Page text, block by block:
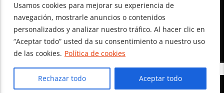
Usamos cookies para mejorar su experiencia de
navegación, mostrarle anuncios o contenidos
personalizados y analizar nuestro tráfico. Al hacer clic en
“Aceptar todo” usted da su consentimiento a nuestro uso
de las cookies. Política de cookies
Rechazar todo Aceptar todo
© Radio Hemisférica. Project of - Euro-American Committee of
Digital Law – CEA Digital Law, CTR- 698529, Dublin (Republic of
Ireland) +353 196 01 596